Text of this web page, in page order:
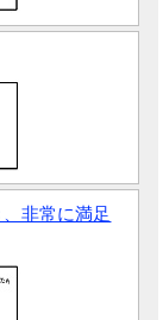
非常に満足